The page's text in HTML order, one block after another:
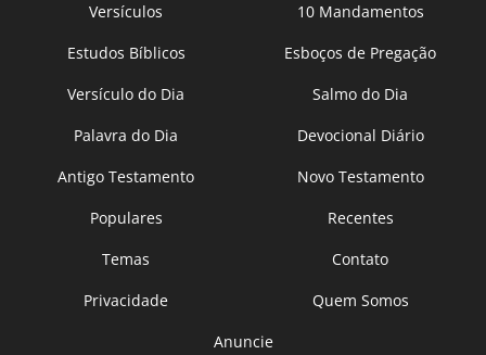
Versículos
10 Mandamentos
Estudos Bíblicos
Esboços de Pregação
Versículo do Dia
Salmo do Dia
Palavra do Dia
Devocional Diário
Antigo Testamento
Novo Testamento
Populares
Recentes
Temas
Contato
Privacidade
Quem Somos
Anuncie